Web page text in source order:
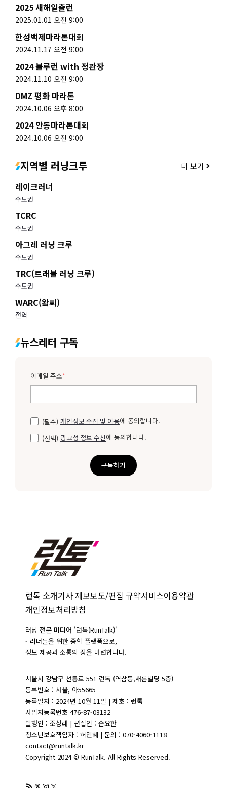
2025 새해일출런
2025.01.01 오전 9:00
한성백제마라톤대회
2024.11.17 오전 9:00
2024 블루런 with 정관장
2024.11.10 오전 9:00
DMZ 평화 마라톤
2024.10.06 오후 8:00
2024 안동마라톤대회
2024.10.06 오전 9:00
지역별 러닝크루 더 보기
레이크러너
수도권
TCRC
수도권
아그레 러닝 크루
수도권
TRC(트래블 러닝 크루)
수도권
WARC(왘씨)
전역
뉴스레터 구독
이메일 주소*
(필수) 개인정보 수집 및 이용에 동의합니다.
(선택) 광고성 정보 수신에 동의합니다.
구독하기
런톡 소개기사 제보보도/편집 규약서비스이용약관
개인정보처리방침
러닝 전문 미디어 '런톡(RunTalk)'
- 러너들을 위한 종합 플랫폼으로,
정보 제공과 소통의 장을 마련합니다.
서울시 강남구 선릉로 551 런톡 (역삼동,새롬빌딩 5층)
등록번호 : 서울, 아55665
등록일자 : 2024년 10월 11일 | 제호 : 런톡
사업자등록번호 476-87-03132
발행인 : 조상래 | 편집인 : 손요한
청소년보호책임자 : 허민혜 | 문의 : 070-4060-1118
contact@runtalk.kr
Copyright 2024 © RunTalk. All Rights Reserved.